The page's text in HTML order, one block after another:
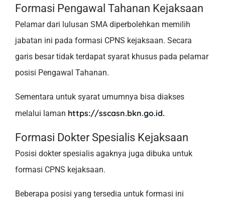
Formasi Pengawal Tahanan Kejaksaan
Pelamar dari lulusan SMA diperbolehkan memilih
jabatan ini pada formasi CPNS kejaksaan. Secara
garis besar tidak terdapat syarat khusus pada pelamar
posisi Pengawal Tahanan.
Sementara untuk syarat umumnya bisa diakses
melalui laman https://sscasn.bkn.go.id.
Formasi Dokter Spesialis Kejaksaan
Posisi dokter spesialis agaknya juga dibuka untuk
formasi CPNS kejaksaan.
Beberapa posisi yang tersedia untuk formasi ini